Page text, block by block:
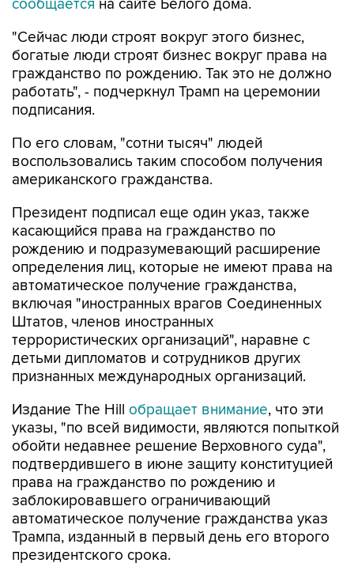
сообщается на сайте Белого дома.
"Сейчас люди строят вокруг этого бизнес,
богатые люди строят бизнес вокруг права на
гражданство по рождению. Так это не должно
работать", - подчеркнул Трамп на церемонии
подписания.
По его словам, "сотни тысяч" людей
воспользовались таким способом получения
американского гражданства.
Президент подписал еще один указ, также
касающийся права на гражданство по
рождению и подразумевающий расширение
определения лиц, которые не имеют права на
автоматическое получение гражданства,
включая "иностранных врагов Соединенных
Штатов, членов иностранных
террористических организаций", наравне с
детьми дипломатов и сотрудников других
признанных международных организаций.
Издание The Hill обращает внимание, что эти
указы, "по всей видимости, являются попыткой
обойти недавнее решение Верховного суда",
подтвердившего в июне защиту конституцией
права на гражданство по рождению и
заблокировавшего ограничивающий
автоматическое получение гражданства указ
Трампа, изданный в первый день его второго
президентского срока.